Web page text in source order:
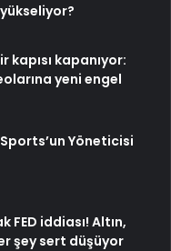
kapısı kapanıyor:
yeni engel
Sports’un Yöneticisi
FED iddiası! Altın,
şey sert düşüyor